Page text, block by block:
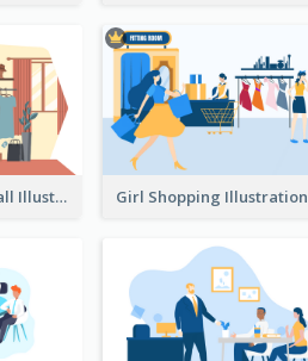
Shopping In The Mall Illustration Girl Shopping Illustration